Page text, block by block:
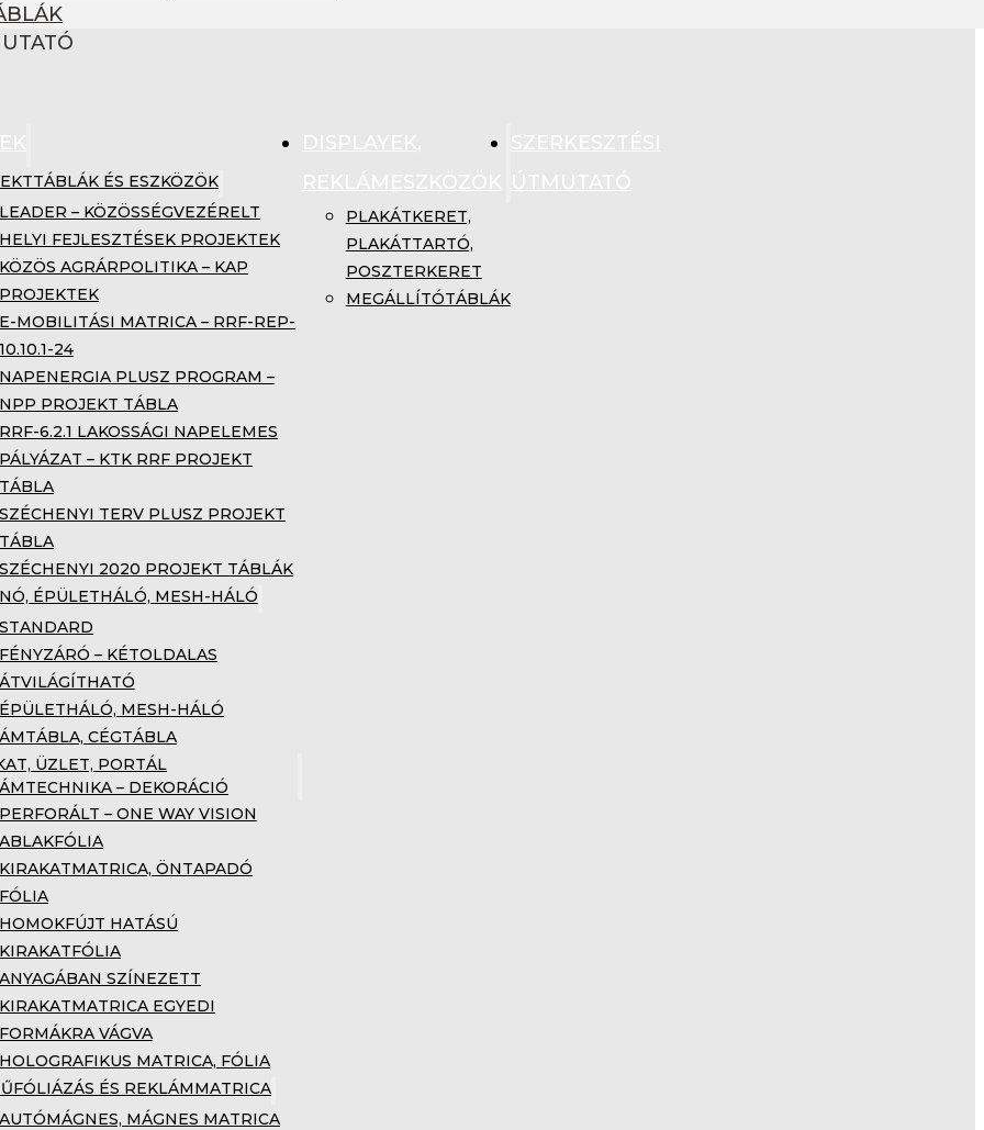
ÉS ESZKÖZÖK
LEADER – KÖZÖSSÉGVEZÉRELT
HELYI FEJLESZTÉSEK PROJEKTEK
KÖZÖS AGRÁRPOLITIKA – KAP
PROJEKTEK
E-MOBILITÁSI MATRICA – RRF-REP-
10.10.1-24
NAPENERGIA PLUSZ PROGRAM –
NPP PROJEKT TÁBLA
RRF-6.2.1 LAKOSSÁGI NAPELEMES
PÁLYÁZAT – KTK RRF PROJEKT
TÁBLA
SZÉCHENYI TERV PLUSZ PROJEKT
TÁBLA
SZÉCHENYI 2020 PROJEKT TÁBLÁK
ÉPÜLETHÁLÓ, MESH-HÁLÓ
STANDARD
FÉNYZÁRÓ – KÉTOLDALAS
ÁTVILÁGÍTHATÓ
ÉPÜLETHÁLÓ, MESH-HÁLÓ
CÉGTÁBLA
ÜZLET, PORTÁL
– DEKORÁCIÓ
PERFORÁLT – ONE WAY VISION
ABLAKFÓLIA
KIRAKATMATRICA, ÖNTAPADÓ
FÓLIA
HOMOKFÚJT HATÁSÚ
KIRAKATFÓLIA
ANYAGÁBAN SZÍNEZETT
KIRAKATMATRICA EGYEDI
FORMÁKRA VÁGVA
HOLOGRAFIKUS MATRICA, FÓLIA
ÉS REKLÁMMATRICA
AUTÓMÁGNES, MÁGNES MATRICA
PLAKÁTKERET,
PLAKÁTTARTÓ,
POSZTERKERET
MEGÁLLÍTÓTÁBLÁK